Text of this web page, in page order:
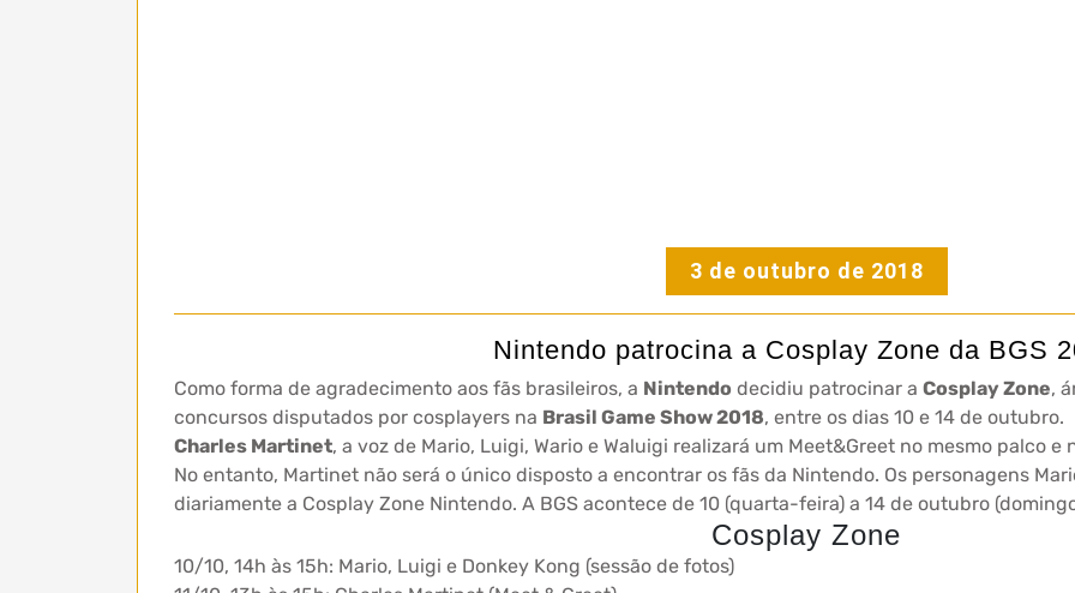
3 de outubro de 2018
Nintendo patrocina a Cosplay Zone da BGS
Como forma de agradecimento aos fãs brasileiros, a Nintendo decidiu patrocinar a Cosplay Zone,
concursos disputados por cosplayers na Brasil Game Show 2018, entre os dias 10 e 14 de outubro.
Charles Martinet, a voz de Mario, Luigi, Wario e Waluigi realizará um Meet&Greet no mesmo palco e
No entanto, Martinet não será o único disposto a encontrar os fãs da Nintendo. Os personagens
diariamente a Cosplay Zone Nintendo. A BGS acontece de 10 (quarta-feira) a 14 de outubro
Cosplay Zone
10/10, 14h às 15h: Mario, Luigi e Donkey Kong (sessão de fotos)